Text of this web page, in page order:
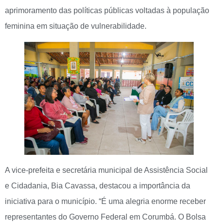
aprimoramento das políticas públicas voltadas à população
feminina em situação de vulnerabilidade.
A vice-prefeita e secretária municipal de Assistência Social
e Cidadania, Bia Cavassa, destacou a importância da
iniciativa para o município. “É uma alegria enorme receber
representantes do Governo Federal em Corumbá. O Bolsa